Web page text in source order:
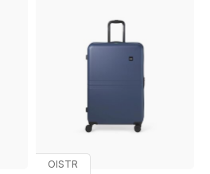
OISTR